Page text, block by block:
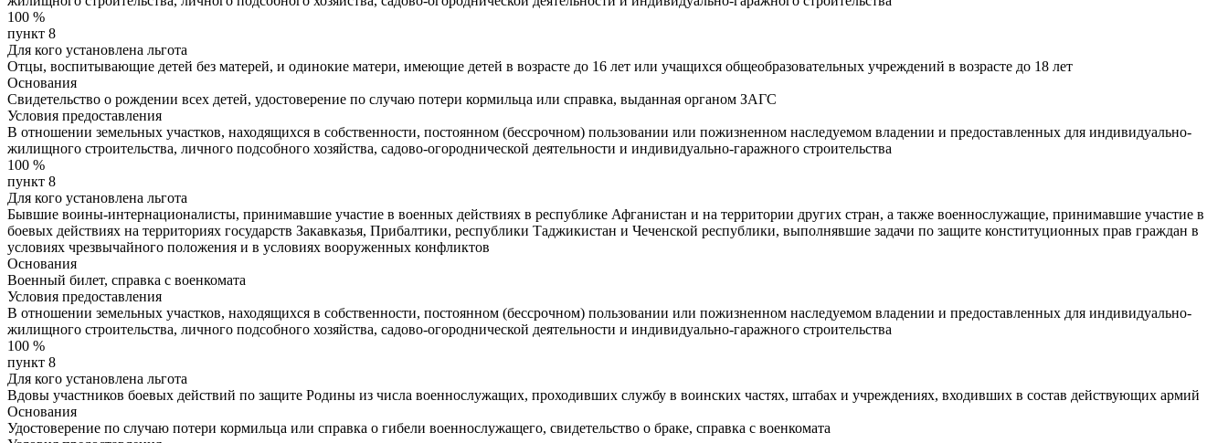
100 %
пункт 8
Для кого установлена льгота
Отцы, воспитывающие детей без матерей, и одинокие матери, имеющие детей в возрасте до 16 лет или учащихся общеобразовательных учреждений в возрасте до 18 лет
Основания
Свидетельство о рождении всех детей, удостоверение по случаю потери кормильца или справка, выданная органом ЗАГС
Условия предоставления
В отношении земельных участков, находящихся в собственности, постоянном (бессрочном) пользовании или пожизненном наследуемом владении и предоставленных для индивидуально-
жилищного строительства, личного подсобного хозяйства, садово-огороднической деятельности и индивидуально-гаражного строительства
100 %
пункт 8
Для кого установлена льгота
Бывшие воины-интернационалисты, принимавшие участие в военных действиях в республике Афганистан и на территории других стран, а также военнослужащие, принимавшие участие в
боевых действиях на территориях государств Закавказья, Прибалтики, республики Таджикистан и Чеченской республики, выполнявшие задачи по защите конституционных прав граждан в
условиях чрезвычайного положения и в условиях вооруженных конфликтов
Основания
Военный билет, справка с военкомата
Условия предоставления
В отношении земельных участков, находящихся в собственности, постоянном (бессрочном) пользовании или пожизненном наследуемом владении и предоставленных для индивидуально-
жилищного строительства, личного подсобного хозяйства, садово-огороднической деятельности и индивидуально-гаражного строительства
100 %
пункт 8
Для кого установлена льгота
Вдовы участников боевых действий по защите Родины из числа военнослужащих, проходивших службу в воинских частях, штабах и учреждениях, входивших в состав действующих армий
Основания
Удостоверение по случаю потери кормильца или справка о гибели военнослужащего, свидетельство о браке, справка с военкомата